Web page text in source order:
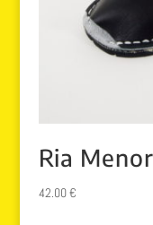
Ria
42.00€